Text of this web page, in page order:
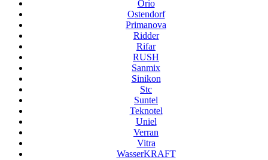
Orio
Ostendorf
Primanova
Ridder
Rifar
RUSH
Sanmix
Sinikon
Stc
Suntel
Teknotel
Uniel
Verran
Vitra
WasserKRAFT